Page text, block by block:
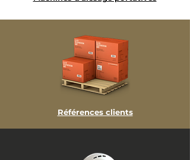
Références clients